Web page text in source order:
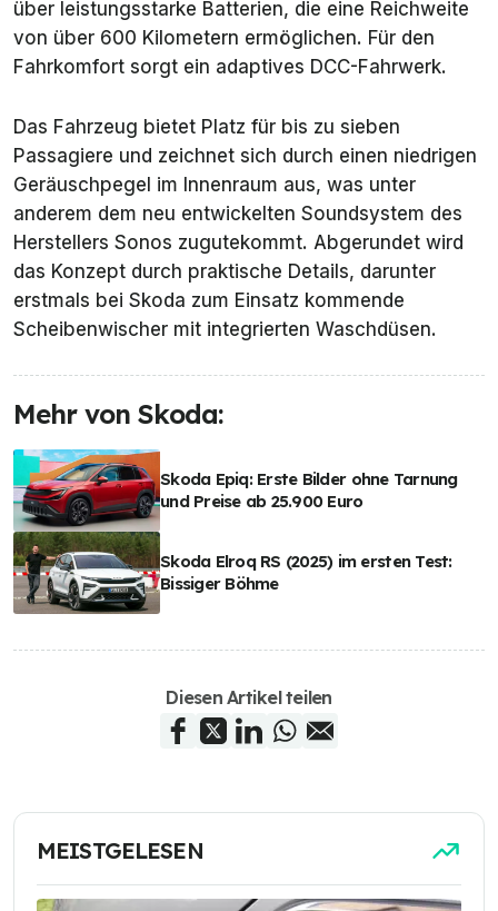
über leistungsstarke Batterien, die eine Reichweite
von über 600 Kilometern ermöglichen. Für den
Fahrkomfort sorgt ein adaptives DCC-Fahrwerk.
Das Fahrzeug bietet Platz für bis zu sieben
Passagiere und zeichnet sich durch einen niedrigen
Geräuschpegel im Innenraum aus, was unter
anderem dem neu entwickelten Soundsystem des
Herstellers Sonos zugutekommt. Abgerundet wird
das Konzept durch praktische Details, darunter
erstmals bei Skoda zum Einsatz kommende
Scheibenwischer mit integrierten Waschdüsen.
Mehr von Skoda:
Skoda Epiq: Erste Bilder ohne Tarnung
und Preise ab 25.900 Euro
Skoda Elroq RS (2025) im ersten Test:
Bissiger Böhme
Diesen Artikel teilen
MEISTGELESEN